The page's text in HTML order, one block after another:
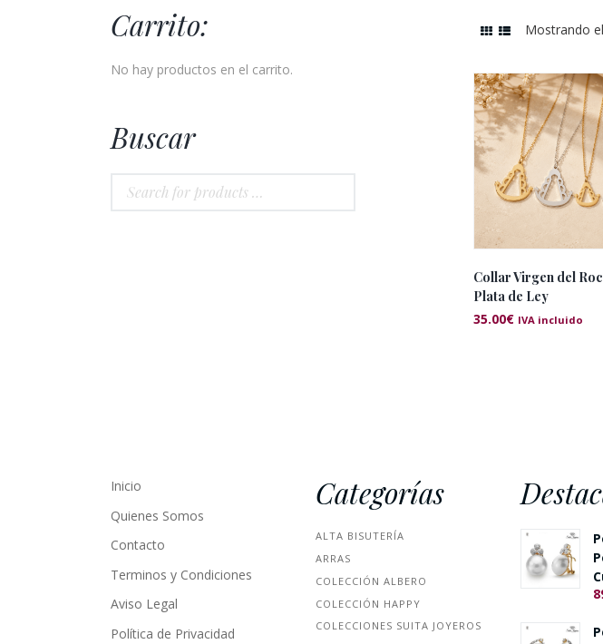
Mostrando
Collar Virgen del
Plata de Ley
35.00€ IVA incluido
Carrito:
No hay productos en el carrito.
Buscar
Inicio
Quienes Somos
Contacto
Terminos y Condiciones
Aviso Legal
Política de Privacidad
Categorías
ALTA BISUTERÍA
ARRAS
COLECCIÓN ALBERO
COLECCIÓN HAPPY
COLECCIONES SUITA JOYEROS